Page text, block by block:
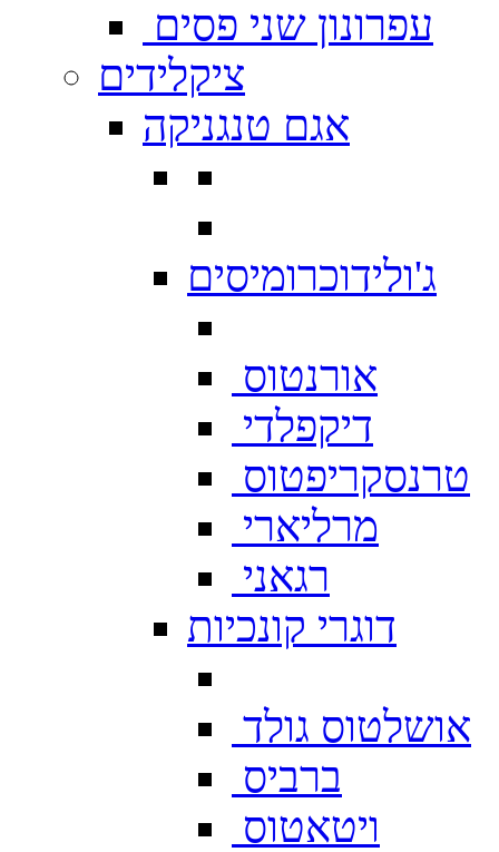
עפרונון שני פסים
ציקלידים
אגם טנגניקה
ג'ולידוכרומיסים
אורנטוס
דיקפלדי
טרנסקריפטוס
מרליארי
רגאני
דוגרי קונכיות
אושלטוס גולד
ברביס
ויטאטוס